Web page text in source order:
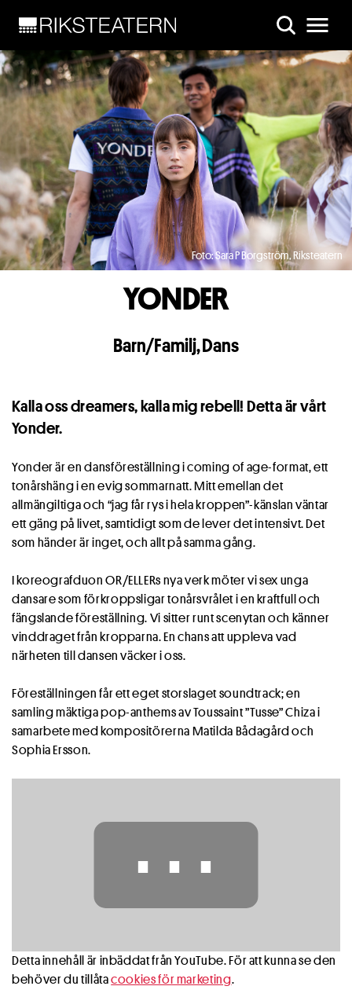
Foto: Sara P Borgström, Riksteatern
YONDER
Barn/Familj,Dans
Kalla oss dreamers, kalla mig rebell! Detta är vårt
Yonder.
Yonder är en dansföreställning i coming of age-format, ett
tonårshäng i en evig sommarnatt. Mitt emellan det
allmängiltiga och “jag får rys i hela kroppen”-känslan väntar
ett gäng på livet, samtidigt som de lever det intensivt. Det
som händer är inget, och allt på samma gång.
I koreografduon OR/ELLERs nya verk möter vi sex unga
dansare som förkroppsligar tonårsvrålet i en kraftfull och
fängslande föreställning. Vi sitter runt scenytan och känner
vinddraget från kropparna. En chans att uppleva vad
närheten till dansen väcker i oss.
Föreställningen får ett eget storslaget soundtrack; en
samling mäktiga pop-anthems av Toussaint ”Tusse” Chiza i
samarbete med kompositörerna Matilda Bådagård och
Sophia Ersson.
⋯
Detta innehåll är inbäddat från YouTube. För att kunna se den
behöver du tillåtacookies för marketing.